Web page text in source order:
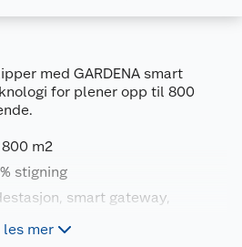
med GARDENA smart
for plener opp til 800
m2
stigning
smart gateway,
system
les mer